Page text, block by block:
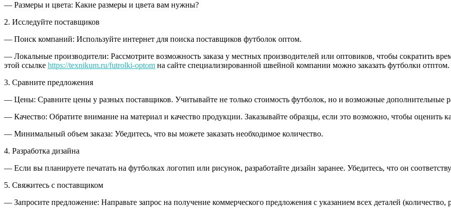
— Размеры и цвета: Какие размеры и цвета вам нужны?
2. Исследуйте поставщиков
— Поиск компаний: Используйте интернет для поиска поставщиков футболок оптом.
— Локальные производители: Рассмотрите возможность заказа у местных производителей или оптовиков, чтобы сократить
этой ссылке https://texnikum.ru/futrolki-optom на сайте специализированной швейной компании можно заказать футболки отптом.
3. Сравните предложения
— Цены: Сравните цены у разных поставщиков. Учитывайте не только стоимость футболок, но и возможные дополнительные
— Качество: Обратите внимание на материал и качество продукции. Заказывайте образцы, если это возможно, чтобы оценить
— Минимальный объем заказа: Убедитесь, что вы можете заказать необходимое количество.
4. Разработка дизайна
— Если вы планируете печатать на футболках логотип или рисунок, разработайте дизайн заранее. Убедитесь, что он
5. Свяжитесь с поставщиком
— Запросите предложение: Направьте запрос на получение коммерческого предложения с указанием всех деталей (количество,